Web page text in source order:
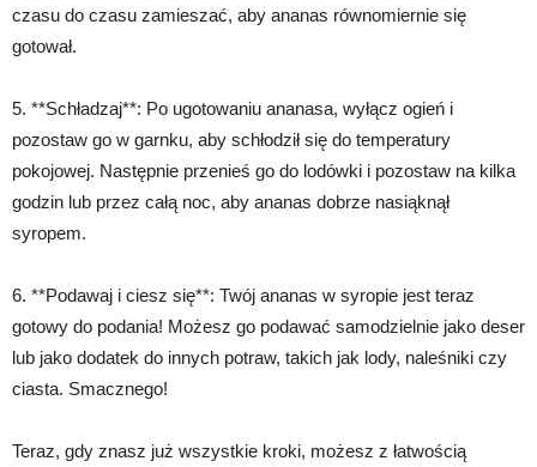
czasu do czasu zamieszać, aby ananas równomiernie się
gotował.
5. **Schładzaj**: Po ugotowaniu ananasa, wyłącz ogień i
pozostaw go w garnku, aby schłodził się do temperatury
pokojowej. Następnie przenieś go do lodówki i pozostaw na kilka
godzin lub przez całą noc, aby ananas dobrze nasiąknął
syropem.
6. **Podawaj i ciesz się**: Twój ananas w syropie jest teraz
gotowy do podania! Możesz go podawać samodzielnie jako deser
lub jako dodatek do innych potraw, takich jak lody, naleśniki czy
ciasta. Smacznego!
Teraz, gdy znasz już wszystkie kroki, możesz z łatwością